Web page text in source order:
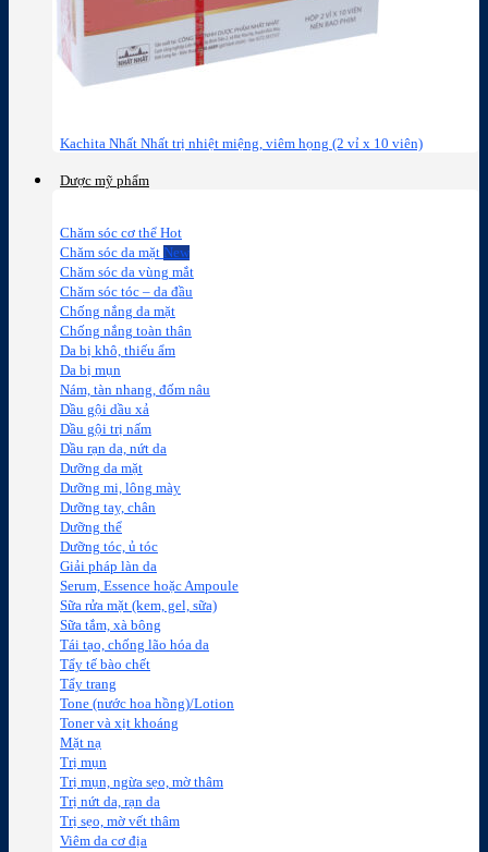
Kachita Nhất Nhất trị nhiệt miệng, viêm họng (2 vỉ x 10 viên)
Dược mỹ phẩm
Chăm sóc cơ thể
Chăm sóc da mặt
Chăm sóc da vùng mắt
Chăm sóc tóc – da đầu
Chống nắng da mặt
Chống nắng toàn thân
Da bị khô, thiếu ẩm
Da bị mụn
Nám, tàn nhang, đốm nâu
Dầu gội dầu xả
Dầu gội trị nấm
Dầu rạn da, nứt da
Dưỡng da mặt
Dưỡng mi, lông mày
Dưỡng tay, chân
Dưỡng thể
Dưỡng tóc, ủ tóc
Giải pháp làn da
Serum, Essence hoặc Ampoule
Sữa rửa mặt (kem, gel, sữa)
Sữa tắm, xà bông
Tái tạo, chống lão hóa da
Tẩy tế bào chết
Tẩy trang
Tone (nước hoa hồng)/Lotion
Toner và xịt khoáng
Mặt nạ
Trị mụn
Trị mụn, ngừa sẹo, mờ thâm
Trị nứt da, rạn da
Trị sẹo, mờ vết thâm
Viêm da cơ địa